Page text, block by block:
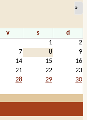
»
v s
d
1
2
7 8
9
14 15
16
21 22
23
28 29
30